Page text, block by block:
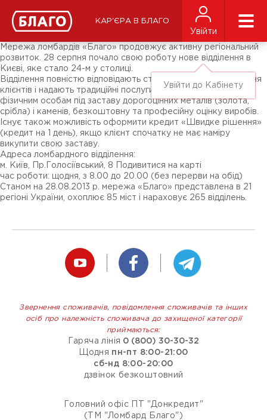
КАР'ЄРА В БЛАГО
Увійти
Увійти до Кабінету
ЗМІ про нас
Підписники соц-мереж
Ярмарки
Мережа ломбардів «Благо» продовжує активну регіональний
розвиток. 28 серпня почало свою роботу нове відділення в
Києві, яке стало 24-м у столиці.
Відділення повністю відповідають стандартам обслуговування
клієнтів і надають традиційні послуги «Благо»: кредити
фізичним особам під заставу дорогоцінних металів (золота,
срібла) і каменів, безкоштовну та професійну оцінку виробів.
Існує також можливість оформити кредит «Швидке рішення»
(кредит на 1 день), якщо клієнт спочатку не має наміру
викупити свою заставу.
Адреса ломбардного відділення:
м. Київ, Пр.Голосіївський, 8 Подивитися на карті
час роботи: щодня, з 8.00 до 20.00 (без перерви на обід)
Станом на 28.08.2013 р. мережа «Благо» представлена ​​в 21
регіоні України, охоплює 85 міст і нараховує 265 відділень.
Звернення споживачів, повідомлення споживачів та інших
осіб про належність споживача до захищеної категорії
приймаються:
Гаряча лінія 0 (800) 30-30-32
Щодня пн-пт 8:00-21:00
сб-нд 8:00-20:00
дзвінок безкоштовний
Головний офіс ПТ "Донкредит"
(ТМ "Ломбард Благо")